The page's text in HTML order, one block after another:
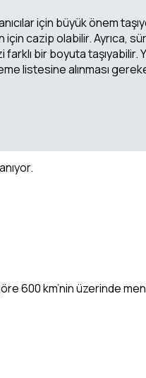
için büyük önem
cazip olabilir.
bir boyuta taşıyabilir.
listesine alınması
600 km’nin üzerinde